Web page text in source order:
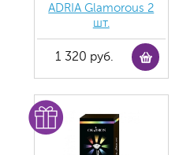
ADRIA Glamorous 2
шт.
1 320 руб.